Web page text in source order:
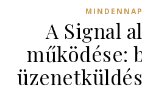
A Signal
működése: